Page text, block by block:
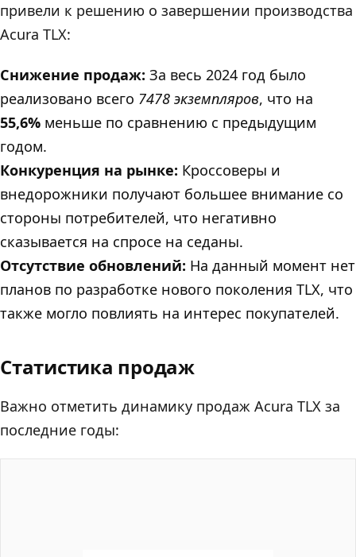
привели к решению о завершении производства
Acura TLX:
Снижение продаж: За весь 2024 год было
реализовано всего 7478 экземпляров, что на
55,6% меньше по сравнению с предыдущим
годом.
Конкуренция на рынке: Кроссоверы и
внедорожники получают большее внимание со
стороны потребителей, что негативно
сказывается на спросе на седаны.
Отсутствие обновлений: На данный момент нет
планов по разработке нового поколения TLX, что
также могло повлиять на интерес покупателей.
Статистика продаж
Важно отметить динамику продаж Acura TLX за
последние годы: